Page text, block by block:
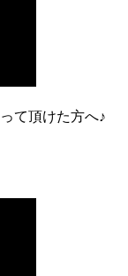
て頂けた方へ♪